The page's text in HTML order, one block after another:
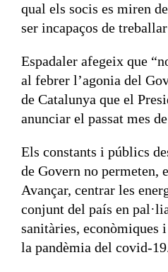
qual els socis es miren
ser incapaços de
Espadaler afegeix que
al febrer l’agonia del
de Catalunya que el
anunciar el passat mes
Els constants i públics
de Govern no permeten,
Avançar, centrar les
conjunt del país en
sanitàries, econòmiques
la pandèmia del covid-